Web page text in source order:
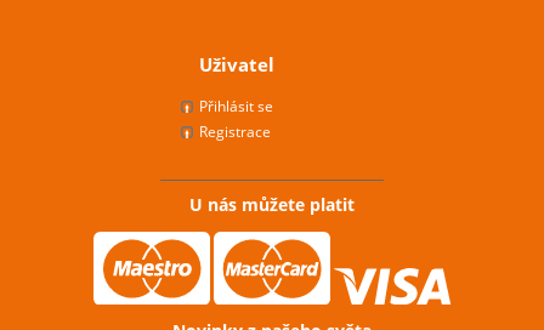
Uživatel
Přihlásit se
Registrace
U nás můžete platit